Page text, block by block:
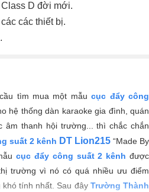
D đời mới.
các thiết bị.
tìm mua một mẫucục đẩy công
hệ thống dàn karaoke gia đình, quán
âm thanh hội trường... thì chắc chắn
suất 2 kênh DT Lion215 “Made By
cục đẩy công suất 2 kênh được
trường vì nó có quá nhiều ưu điểm
tính nhất. Sau đây Trường Thành